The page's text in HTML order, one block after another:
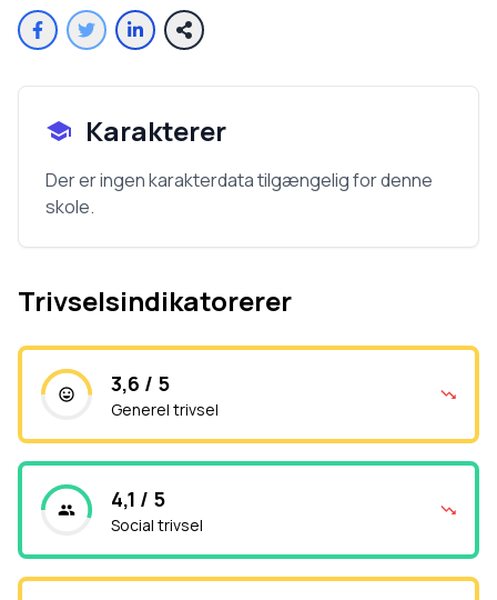
Karakterer
Der er ingen karakterdata tilgængelig for denne
skole.
Trivselsindikatorerer
3,6 / 5
Generel trivsel
4,1 / 5
Social trivsel